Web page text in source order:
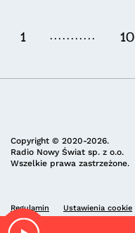
1 ........... 10
Copyright © 2020-2026.
Radio Nowy Świat sp. z o.o.
Wszelkie prawa zastrzeżone.
Regulamin Ustawienia cookie